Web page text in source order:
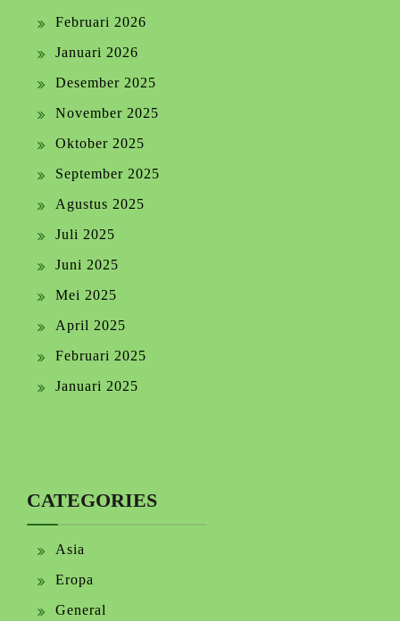
Februari 2026
Januari 2026
Desember 2025
November 2025
Oktober 2025
September 2025
Agustus 2025
Juli 2025
Juni 2025
Mei 2025
April 2025
Februari 2025
Januari 2025
CATEGORIES
Asia
Eropa
General